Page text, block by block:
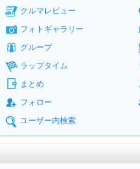
クルマレビュー
フォトギャラリー
グループ
ラップタイム
まとめ
フォロー
ユーザー内検索